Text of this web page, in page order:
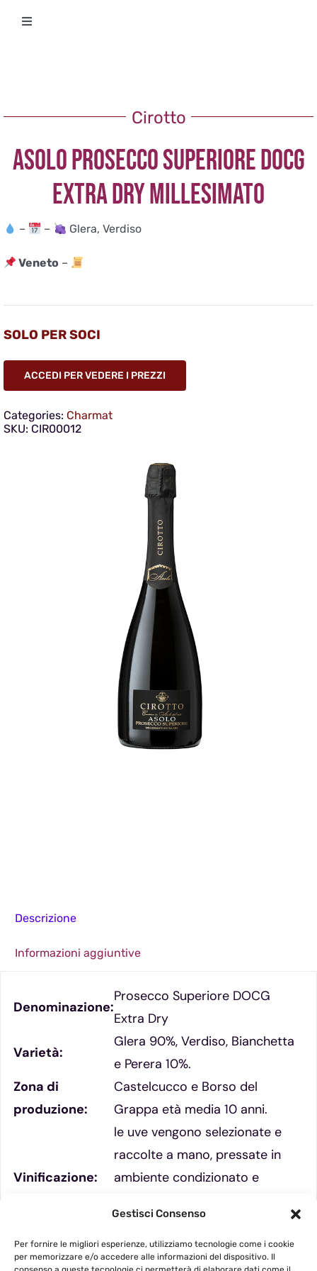
Gestisci Consenso
Per fornire le migliori esperienze, utilizziamo tecnologie come i cookie
per memorizzare e/o accedere alle informazioni del dispositivo. Il
Toggle
Corsi
Regala un’esperienza
Cirotto
ASOLO PROSECCO SUPERIORE DOCG
EXTRA DRY MILLESIMATO
– – Glera, Verdiso
Veneto –
SOLO PER SOCI
ACCEDI PER VEDERE I PREZZI
Categories: Charmat
SKU: CIR00012
Descrizione
Informazioni aggiuntive
Denominazione:
Prosecco Superiore DOCG
Extra Dry
Varietà:
Glera 90%, Verdiso, Bianchetta
e Perera 10%.
Zona di
produzione:
Castelcucco e Borso del
Grappa età media 10 anni.
Vinificazione:
le uve vengono selezionate e
raccolte a mano, pressate in
ambiente condizionato e
mosto in acciaio
Dosaggio:
15 gr/lt (Extra Dry)